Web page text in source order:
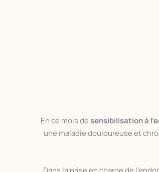
En ce mois de sensibilisation à
une maladie douloureuse et